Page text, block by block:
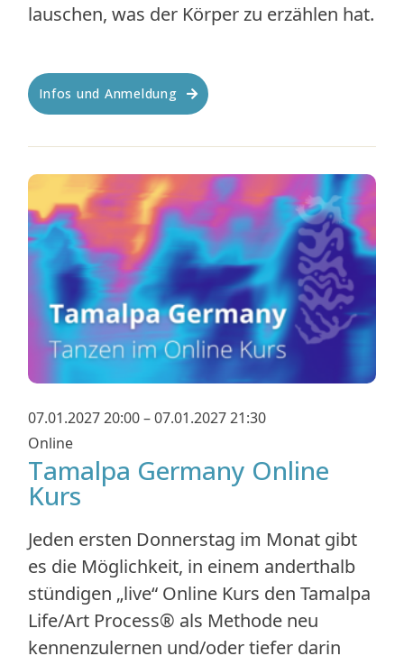
lauschen, was der Körper zu erzählen hat.
Infos und Anmeldung
07.01.2027 20:00 – 07.01.2027 21:30
Online
Tamalpa Germany Online
Kurs
Jeden ersten Donnerstag im Monat gibt
es die Möglichkeit, in einem anderthalb
stündigen „live“ Online Kurs den Tamalpa
Life/Art Process® als Methode neu
kennenzulernen und/oder tiefer darin